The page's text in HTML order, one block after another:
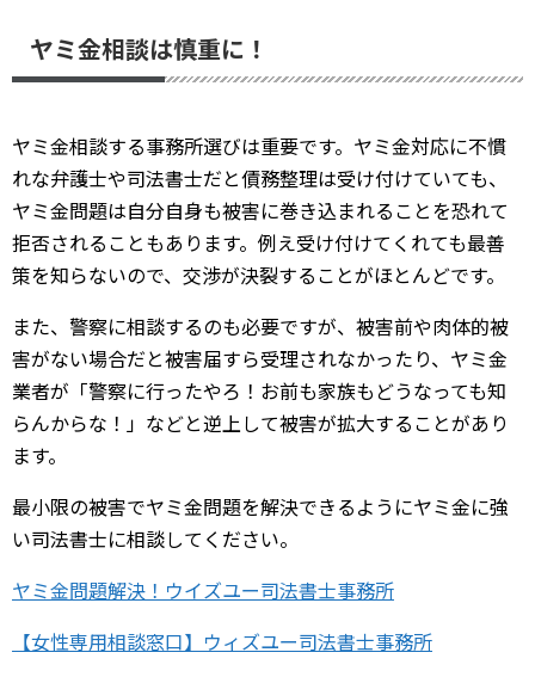
ヤミ金相談は慎重に！
ヤミ金相談する事務所選びは重要です。ヤミ金対応に不慣
れな弁護士や司法書士だと債務整理は受け付けていても、
ヤミ金問題は自分自身も被害に巻き込まれることを恐れて
拒否されることもあります。例え受け付けてくれても最善
策を知らないので、交渉が決裂することがほとんどです。
また、警察に相談するのも必要ですが、被害前や肉体的被
害がない場合だと被害届すら受理されなかったり、ヤミ金
業者が「警察に行ったやろ！お前も家族もどうなっても知
らんからな！」などと逆上して被害が拡大することがあり
ます。
最小限の被害でヤミ金問題を解決できるようにヤミ金に強
い司法書士に相談してください。
ヤミ金問題解決！ウイズユー司法書士事務所
【女性専用相談窓口】ウィズユー司法書士事務所